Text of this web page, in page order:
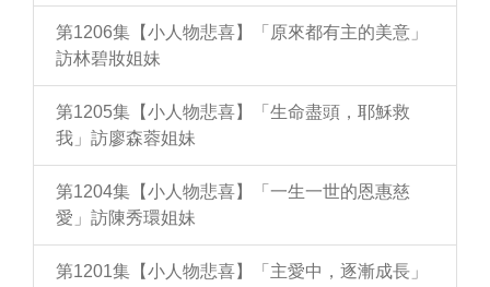
第1206集【小人物悲喜】「原來都有主的美意」
訪林碧妝姐妹
第1205集【小人物悲喜】「生命盡頭，耶穌救
我」訪廖森蓉姐妹
第1204集【小人物悲喜】「一生一世的恩惠慈
愛」訪陳秀環姐妹
第1201集【小人物悲喜】「主愛中，逐漸成長」